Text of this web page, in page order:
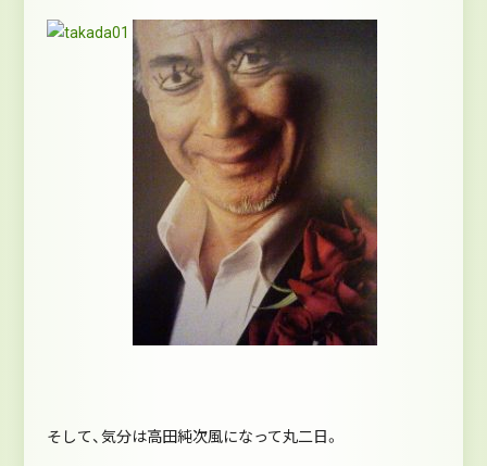
そして、気分は高田純次風になって丸二日。